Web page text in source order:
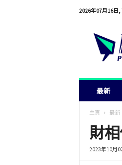
2026年07月16日,
最新
主頁 最新
財
2023年10月